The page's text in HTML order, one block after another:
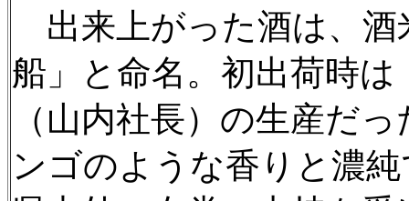
出来上がった酒は、酒
船」と命名。初出荷時
（山内社長）の生産だ
ンゴのような香りと濃